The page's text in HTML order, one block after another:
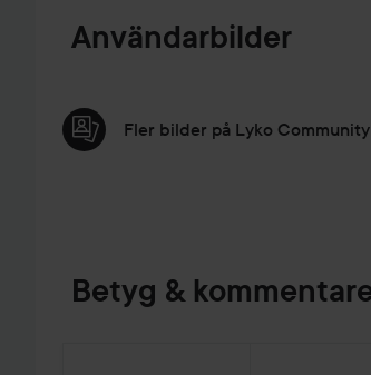
Användarbilder
Fler bilder på Lyko Community
Betyg &